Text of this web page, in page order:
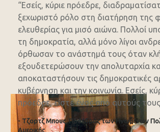
“Εσείς, κύριε πρόεδρε,
ξεχωριστό ρόλο στη διατήρηση της
ελευθερίας για μισό αιώνα. Πολλοί
τη δημοκρατία, αλλά μόνο λίγοι
όρθωσαν το ανάστημά τους όταν
εξουδετερώσουν την απολυταρχία
αποκαταστήσουν τις δημοκρατικές
κυβέρνηση και την κοινωνία. Εσείς,
πρόεδρε, είστε ένας από αυτούς τους
- Τζορτζ Μπους, Πρόεδρος των Ηνωμένων
Αμερικής